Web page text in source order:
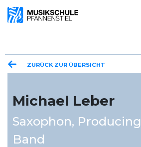
ZURÜCK ZUR ÜBERSICHT
Michael Leber
Saxophon, Producing
Band